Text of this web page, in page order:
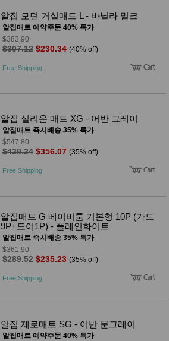
알집 모던 거실매트 L - 바닐라 밀크
알집매트 예약주문 40% 특가
$383.90
$307.12 $230.34 (40% off)
Free Shipping
알집 실리온 매트 XG - 어반 그레이
알집매트 즉시배송 35% 특가
$547.80
$438.24 $356.07 (35% off)
Free Shipping
알집매트 G 베이비룸 기본형 10P (가드
9P+도어1P) - 플레인화이트
알집매트 즉시배송 35% 특가
$361.90
$289.52 $235.23 (35% off)
Free Shipping
알집 제로매트 SG - 어반 문그레이
알집매트 예약주문 40% 특가